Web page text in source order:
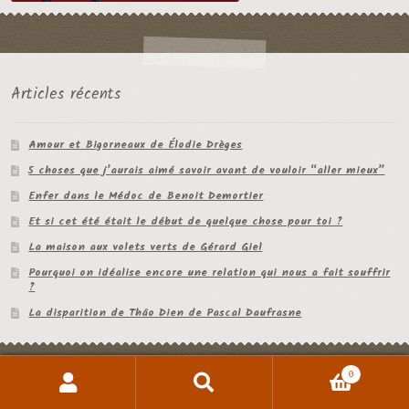
Articles récents
Amour et Bigorneaux de Élodie Drèges
5 choses que j’aurais aimé savoir avant de vouloir “aller mieux”
Enfer dans le Médoc de Benoit Demortier
Et si cet été était le début de quelque chose pour toi ?
La maison aux volets verts de Gérard Giel
Pourquoi on idéalise encore une relation qui nous a fait souffrir
?
La disparition de Thâo Dien de Pascal Daufrasne
Recherche
0